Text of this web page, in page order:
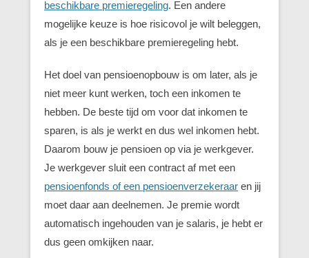
beschikbare premieregeling. Een andere
mogelijke keuze is hoe risicovol je wilt beleggen,
als je een beschikbare premieregeling hebt.
Het doel van pensioenopbouw is om later, als je
niet meer kunt werken, toch een inkomen te
hebben. De beste tijd om voor dat inkomen te
sparen, is als je werkt en dus wel inkomen hebt.
Daarom bouw je pensioen op via je werkgever.
Je werkgever sluit een contract af met een
pensioenfonds of een pensioenverzekeraar en jij
moet daar aan deelnemen. Je premie wordt
automatisch ingehouden van je salaris, je hebt er
dus geen omkijken naar.